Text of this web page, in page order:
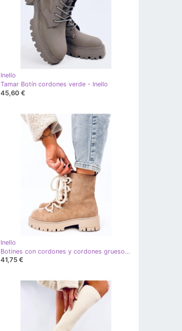
Inello
Tamar Botín cordones verde - Inello
45,60 €
Inello
Botines con cordones y cordones gruesos Smiless Khaki - Inello beige
41,75 €